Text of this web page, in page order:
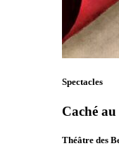
Spectacles
Caché
Théâtre des